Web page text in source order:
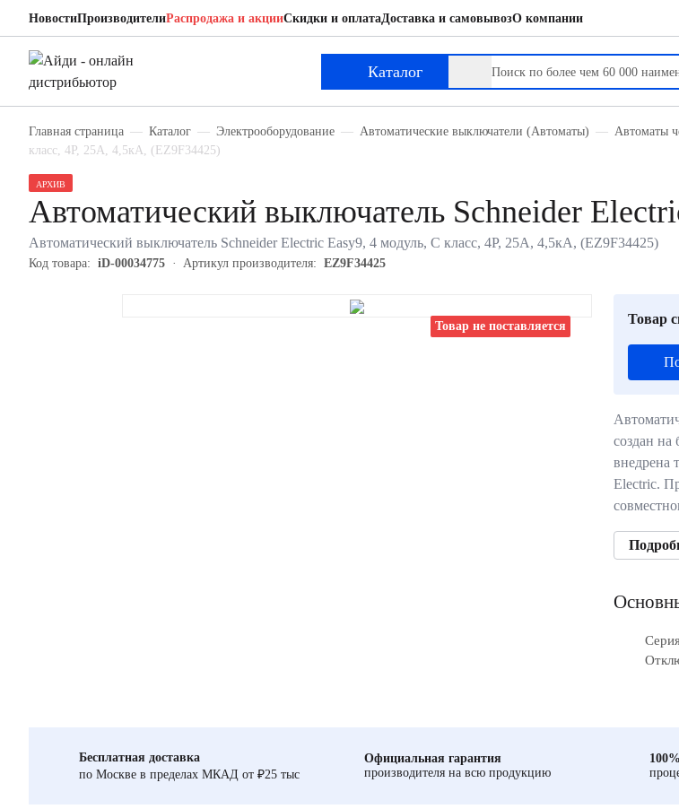
НовостиПроизводителиРаспродажа и акцииСкидки и оплатаДоставка и самовывозО компании
Каталог
Главная страница Каталог Электрооборудование Автоматические выключатели (Автоматы) Автоматы
класс, 4P, 25А, 4,5кА, (EZ9F34425)
Товар не поставляется
АРХИВ
Автоматический выключатель Schneider
Автоматический выключатель Schneider Electric Easy9, 4 модуль, C класс, 4P, 25А, 4,5кА, (EZ9F34425)
Код товара: iD-00034775 Артикул производителя: EZ9F34425
Товар
создан на
внедрена
Electric.
Бесплатная доставка
по Москве в пределах МКАД от ₽25 тыс
Официальная гарантия
производителя на всю продукцию
Schneider Electric EZ9F34425
Автоматический выключатель